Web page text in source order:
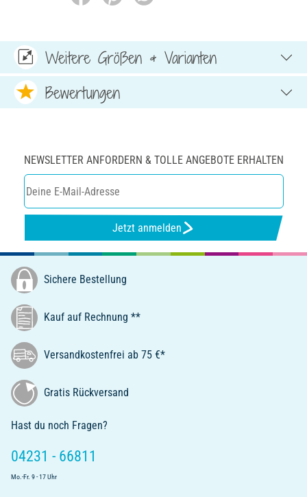
Weitere Größen & Varianten
Bewertungen
NEWSLETTER ANFORDERN & TOLLE ANGEBOTE ERHALTEN
Jetzt anmelden
Sichere Bestellung
Kauf auf Rechnung **
Versandkostenfrei ab 75 €*
Gratis Rückversand
Hast du noch Fragen?
04231 - 66811
Mo.-Fr. 9 - 17 Uhr